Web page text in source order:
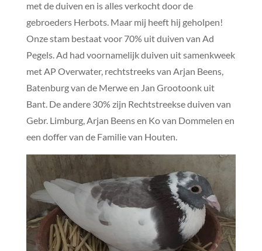
met de duiven en is alles verkocht door de
gebroeders Herbots. Maar mij heeft hij geholpen!
Onze stam bestaat voor 70% uit duiven van Ad
Pegels. Ad had voornamelijk duiven uit samenkweek
met AP Overwater, rechtstreeks van Arjan Beens,
Batenburg van de Merwe en Jan Grootoonk uit
Bant. De andere 30% zijn Rechtstreekse duiven van
Gebr. Limburg, Arjan Beens en Ko van Dommelen en
een doffer van de Familie van Houten.